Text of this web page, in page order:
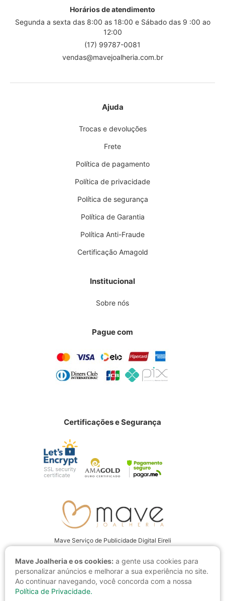
Mave Joalheria e os cookies: a gente usa cookies para
personalizar anúncios e melhorar a sua experiência no site.
Ao continuar navegando, você concorda com a nossa
Política de Privacidade.
Horários de atendimento
Segunda a sexta das 8:00 as 18:00 e Sábado das 9 :00 ao
12:00
(17) 99787-0081
vendas@mavejoalheria.com.br
Ajuda
Trocas e devoluções
Frete
Política de pagamento
Política de privacidade
Política de segurança
Política de Garantia
Política Anti-Fraude
Certificação Amagold
Institucional
Sobre nós
Pague com
Certificações e Segurança
Mave Serviço de Publicidade Digital Eireli
Av. Juscelino Kubitschek, 4001 CEP: 15093-280, São José do Rio Preto
- SP